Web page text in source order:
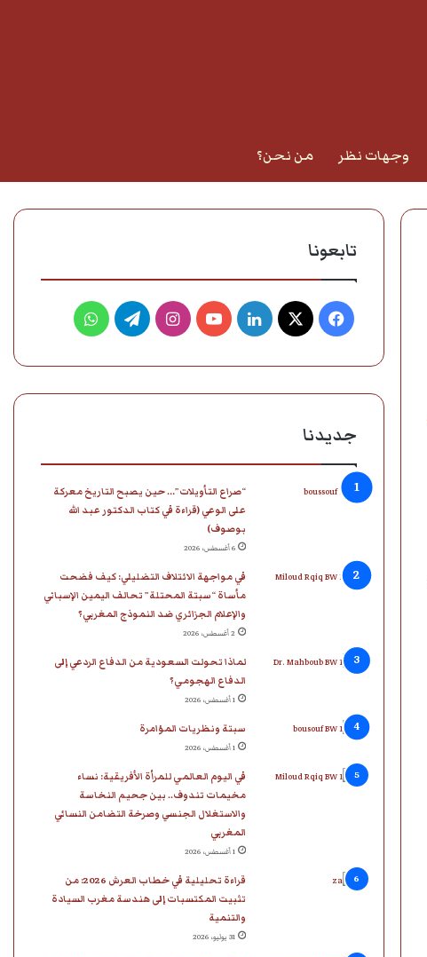
وجهات نظر من نحن؟
تابعونا
فيسبوك لينكدإن‫YouTubeانستقرامتيلقرامواتساب
جديدنا
“صراع التأويلات”… حين يصبح التاريخ معركة
على الوعي (قراءة في كتاب الدكتور عبد الله
بوصوف)
6 أغسطس، 2026
في مواجهة الائتلاف التضليلي: كيف فضحت
مأساة “سبتة المحتلة” تحالف اليمين الإسباني
والإعلام الجزائري ضد النموذج المغربي؟
2 أغسطس، 2026
لماذا تحولت السعودية من الدفاع الردعي إلى
الدفاع الهجومي؟
1 أغسطس، 2026
سبتة ونظريات المؤامرة
1 أغسطس، 2026
في اليوم العالمي للمرأة الأفريقية: نساء
مخيمات تندوف.. بين جحيم النخاسة
والاستغلال الجنسي وصرخة التضامن النسائي
المغربي
1 أغسطس، 2026
قراءة تحليلية في خطاب العرش 2026: من
تثبيت المكتسبات إلى هندسة مغرب السيادة
والتنمية
31 يوليو، 2026